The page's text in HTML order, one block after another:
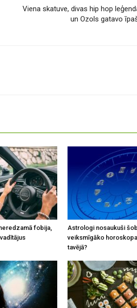
Viena skatuve, divas hip hop
un Ozols gatavo
fobija,
Astrologi nosaukuši
veiksmīgāko
tavējā?